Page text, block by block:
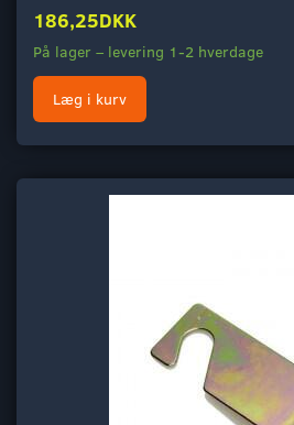
186,25DKK
På lager – levering 1-2 hverdage
Læg i kurv